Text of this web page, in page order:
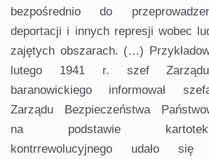
bezpośrednio do
deportacji i innych represji wobec
zajętych obszarach. (…)
lutego 1941 r. szef
baranowickiego informował
Zarządu Bezpieczeństwa
na podstawie
kontrrewolucyjnego udało